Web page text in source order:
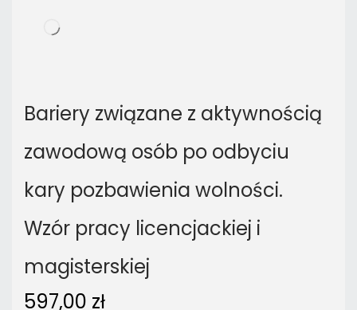
Bariery związane z aktywnością
zawodową osób po odbyciu
kary pozbawienia wolności.
Wzór pracy licencjackiej i
magisterskiej
597,00 zł